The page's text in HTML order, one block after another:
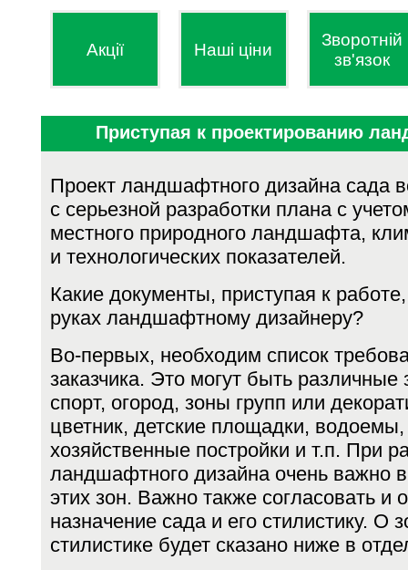
Акції Наші ціни
Зворотній
зв'язок
Приступая к проектированию
Проект ландшафтного дизайна сада
с серьезной разработки плана с
местного природного ландшаф­та,
и технологических показателей.
Какие документы, приступая к
ру­ках ландшафтному дизайнеру?
Во-первых, необходим список
заказчика. Это могут быть
спорт, огород, зоны групп или
цветник, дет­ские площадки, водоемы,
хозяйственные по­стройки и т.п. При
ландшафтного дизайна очень важно
этих зон. Важно также согласовать и
назначение сада и его стилистику. О
стилис­тике будет сказано ниже в